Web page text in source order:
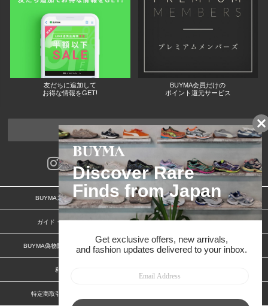
友だちに追加して
お得な情報をGET!
BUYMA会員だけの
ポイント還元サービス
ページトップへ
BUYMAスタートガイド 安心への取り組み
ガイド・お問い合わせ かんたん購入ガイド
BUYMA偽物販売防止の取り組み BUYMA CARD
利用規約
特定商取引法に関する表記